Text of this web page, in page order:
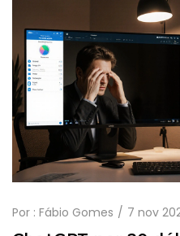
Por : Fábio Gomes 7 nov